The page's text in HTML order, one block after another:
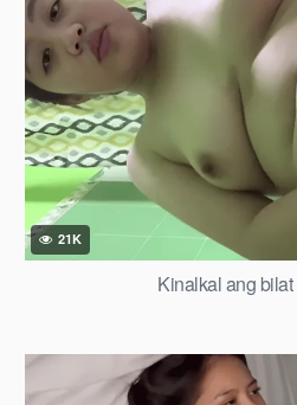
21K
Kinalkal ang